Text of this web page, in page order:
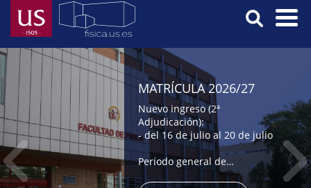
Pasar
contenido
principal
Menú
Principal
MATRÍCULA 2026/27
Nuevo ingreso (2ª
Adjudicación):
- del 16 de julio al 20 de julio
Periodo general de
automatrícula: